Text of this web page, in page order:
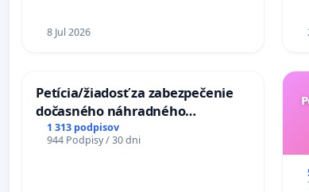
8 Jul 2026
Petícia/žiadosť za zabezpečenie
dočasného náhradného
premostenia Váhu počas úplnej
uzávery Vážskeho mosta v
1 313 podpisov
944 Podpisy / 30 dni